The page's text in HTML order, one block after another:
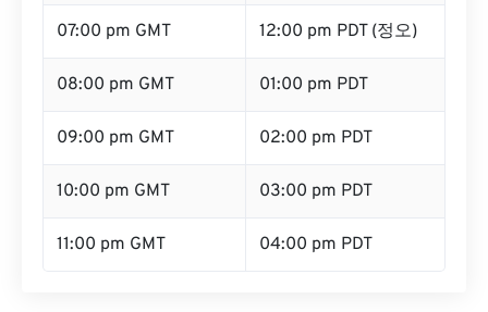
07:00 pm GMT 12:00 pm PDT (정오)
08:00 pm GMT 01:00 pm PDT
09:00 pm GMT 02:00 pm PDT
10:00 pm GMT 03:00 pm PDT
11:00 pm GMT 04:00 pm PDT